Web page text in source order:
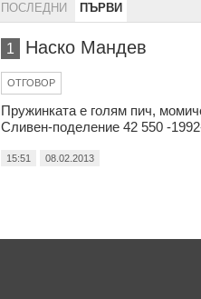
ПОСЛЕДНИ ПЪРВИ
1 Наско Мандев
ОТГОВОР
Пружинката е голям пич,
Сливен-поделение 42 550 -
15:51 08.02.2013